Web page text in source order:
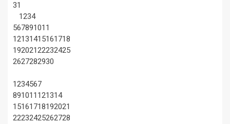
31
1234
567891011
12131415161718
19202122232425
2627282930
1234567
891011 121314
15161718192021
22232425262728